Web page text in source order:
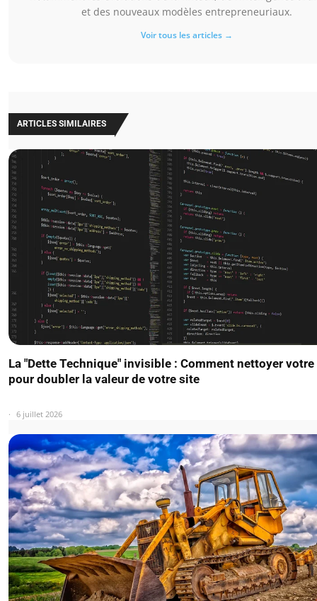
et des nouveaux modèles entrepreneuriaux.
Voir tous les articles →
ARTICLES SIMILAIRES
La "Dette Technique" invisible : Comment nettoyer votre
pour doubler la valeur de votre site
6 juillet 2026